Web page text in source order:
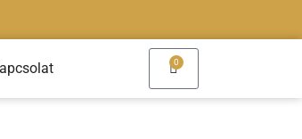
0
Kosár